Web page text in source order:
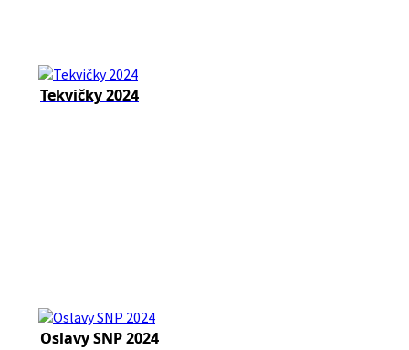
Tekvičky 2024
Oslavy SNP 2024